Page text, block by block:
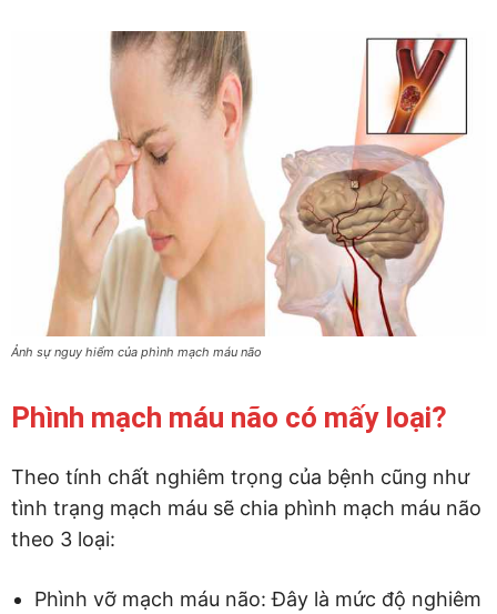
Ảnh sự nguy hiểm của phình mạch máu não
Phình mạch máu não có mấy loại?
Theo tính chất nghiêm trọng của bệnh cũng như
tình trạng mạch máu sẽ chia phình mạch máu não
theo 3 loại:
Phình vỡ mạch máu não: Đây là mức độ nghiêm